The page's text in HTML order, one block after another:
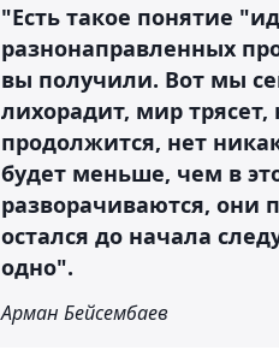
"Есть такое понятие
разнонаправленных
вы получили. Вот мы
лихорадит, мир трясет,
продолжится, нет
будет меньше, чем в
разворачиваются, они
остался до начала
одно".
Арман Бейсембаев